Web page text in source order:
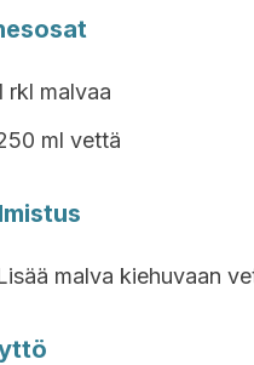
rkl malvaa
ml vettä
malva kiehuvaan